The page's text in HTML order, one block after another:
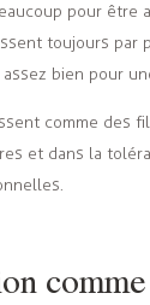
pour être
toujours par
assez bien pour
comme des
et dans la